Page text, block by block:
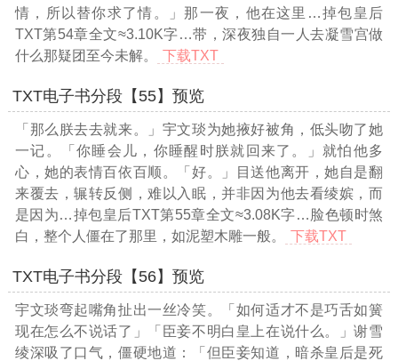
情，所以替你求了情。」那一夜，他在这里 …掉包皇后
TXT第54章全文≈3.10K字…带，深夜独自一人去凝雪宫做
什么那疑团至今未解。
下载TXT
TXT电子书分段【55】预览
「那么朕去去就来。」宇文琰为她掖好被角，低头吻了她
一记。「你睡会儿，你睡醒时朕就回来了。」就怕他多
心，她的表情百依百顺。「好。」目送他离开，她自是翻
来覆去，辗转反侧，难以入眠，并非因为他去看绫嫔，而
是因为…掉包皇后TXT第55章全文≈3.08K字… 脸色顿时煞
白，整个人僵在了那里，如泥塑木雕一般。
下载TXT
TXT电子书分段【56】预览
宇文琰弯起嘴角扯出一丝冷笑。「如何适才不是巧舌如簧
现在怎么不说话了」「臣妾不明白皇上在说什么。」谢雪
绫深吸了口气，僵硬地道：「但臣妾知道，暗杀皇后是死